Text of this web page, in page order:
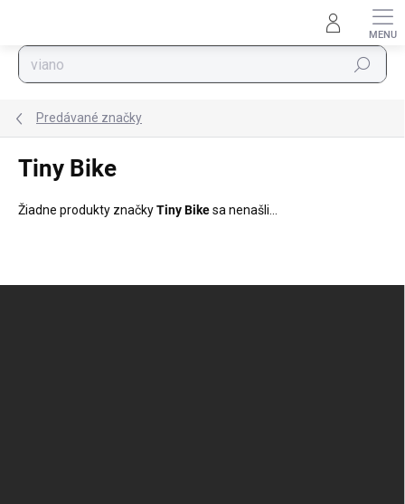
Hľadať
Predávané značky
Tiny Bike
Žiadne produkty značkyTiny Bikesa nenašli...